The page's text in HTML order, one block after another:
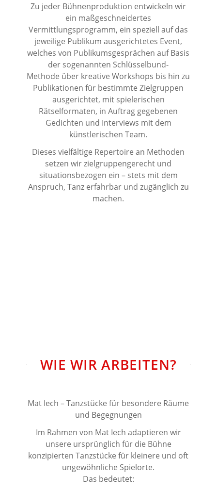
Zu jeder Bühnenproduktion entwickeln wir
ein maßgeschneidertes
Vermittlungsprogramm, ein speziell auf das
jeweilige Publikum ausgerichtetes Event,
welches von Publikumsgesprächen auf Basis
der sogenannten Schlüsselbund-
Methode über kreative Workshops bis hin zu
Publikationen für bestimmte Zielgruppen
ausgerichtet, mit spielerischen
Rätselformaten, in Auftrag gegebenen
Gedichten und Interviews mit dem
künstlerischen Team.
Dieses vielfältige Repertoire an Methoden
setzen wir zielgruppengerecht und
situationsbezogen ein – stets mit dem
Anspruch, Tanz erfahrbar und zugänglich zu
machen.
WIE WIR ARBEITEN?
Mat Iech – Tanzstücke für besondere Räume
und Begegnungen
Im Rahmen von Mat Iech adaptieren wir
unsere ursprünglich für die Bühne
konzipierten Tanzstücke für kleinere und oft
ungewöhnliche Spielorte.
Das bedeutet: